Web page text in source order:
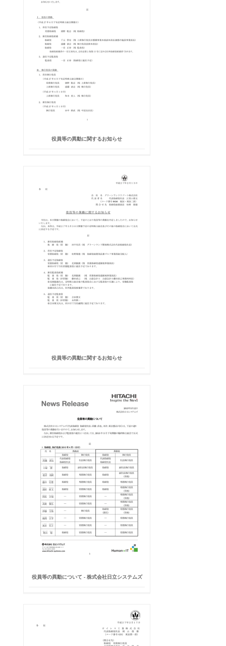
役員等の異動に関するお知らせ
役員等の異動に関するお知らせ
役員等の異動について - 株式会社日立システムズ